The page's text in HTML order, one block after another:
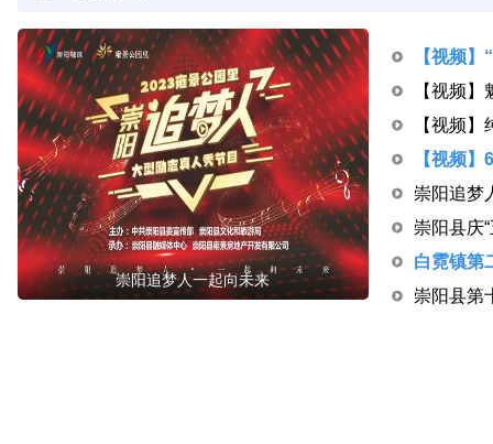
崇阳追梦人一起向未来
崇阳追梦
崇阳县第